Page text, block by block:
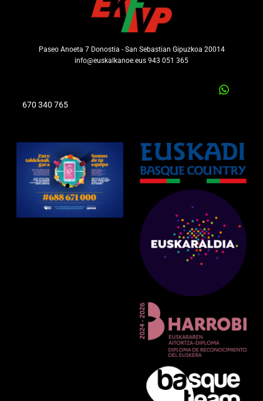
Paseo Anoeta 7 Donostia - San Sebastian Gipuzkoa 20014
info@euskalkanoe.eus 943 051 365
670 340 765